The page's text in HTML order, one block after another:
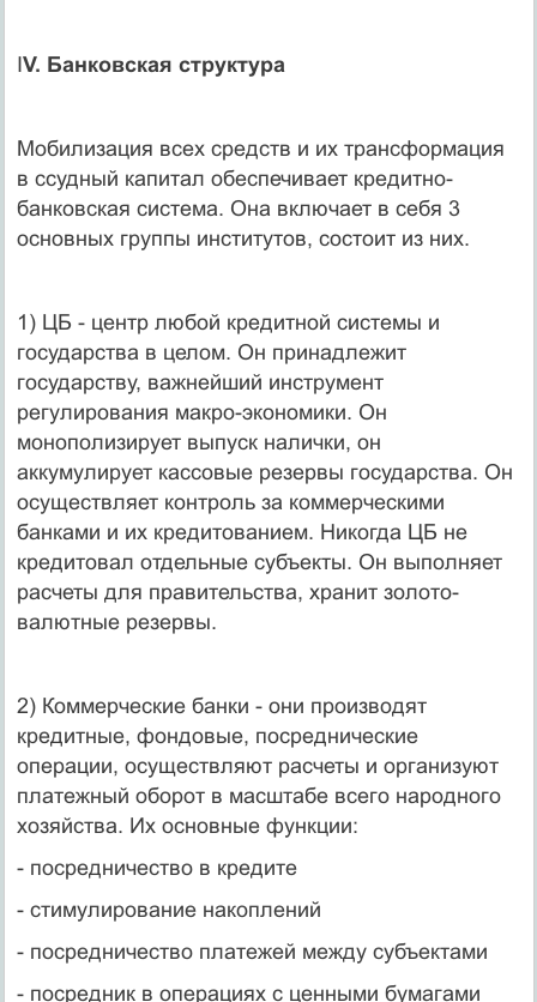
IV. Банковская структура
Мобилизация всех средств и их трансформация
в ссудный капитал обеспечивает кредитно-
банковская система. Она включает в себя 3
основных группы институтов, состоит из них.
1) ЦБ - центр любой кредитной системы и
государства в целом. Он принадлежит
государству, важнейший инструмент
регулирования макро-экономики. Он
монополизирует выпуск налички, он
аккумулирует кассовые резервы государства. Он
осуществляет контроль за коммерческими
банками и их кредитованием. Никогда ЦБ не
кредитовал отдельные субъекты. Он выполняет
расчеты для правительства, хранит золото-
валютные резервы.
2) Коммерческие банки - они производят
кредитные, фондовые, посреднические
операции, осуществляют расчеты и организуют
платежный оборот в масштабе всего народного
хозяйства. Их основные функции:
- посредничество в кредите
- стимулирование накоплений
- посредничество платежей между субъектами
- посредник в операциях с ценными бумагами